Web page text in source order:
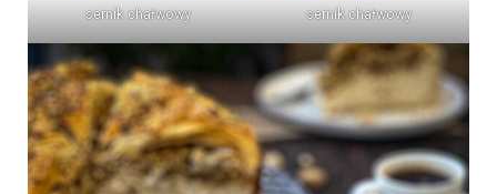
sernik chałwowy sernik chałwowy